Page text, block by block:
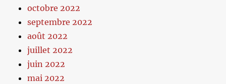
octobre 2022
septembre 2022
août 2022
juillet 2022
juin 2022
mai 2022